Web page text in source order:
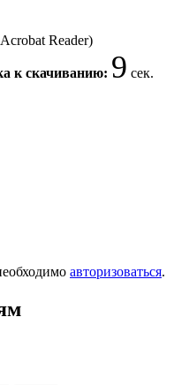
Reader)
к скачиванию: 9 сек.
авторизоваться.